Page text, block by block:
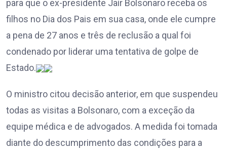
para que o ex-presidente Jair Bolsonaro receba os
filhos no Dia dos Pais em sua casa, onde ele cumpre
a pena de 27 anos e três de reclusão a qual foi
condenado por liderar uma tentativa de golpe de
Estado.
O ministro citou decisão anterior, em que suspendeu
todas as visitas a Bolsonaro, com a exceção da
equipe médica e de advogados. A medida foi tomada
diante do descumprimento das condições para a